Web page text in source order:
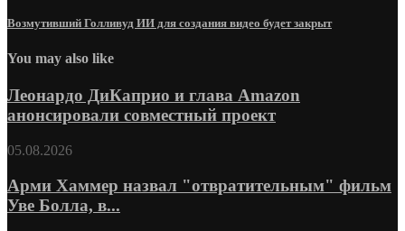
Возмутивший Голливуд ИИ для создания видео будет закрыт
You may also like
Леонардо ДиКаприо и глава Amazon
анонсировали совместный проект
05.08.2026
Арми Хаммер назвал "отвратительным" фильм
Уве Болла, в...